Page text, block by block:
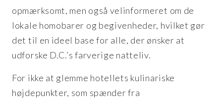
opmærksomt, men også velinformeret om de
lokale homobarer og begivenheder, hvilket gør
det til en ideel base for alle, der ønsker at
udforske D.C.’s farverige natteliv.
For ikke at glemme hotellets kulinariske
højdepunkter, som spænder fra